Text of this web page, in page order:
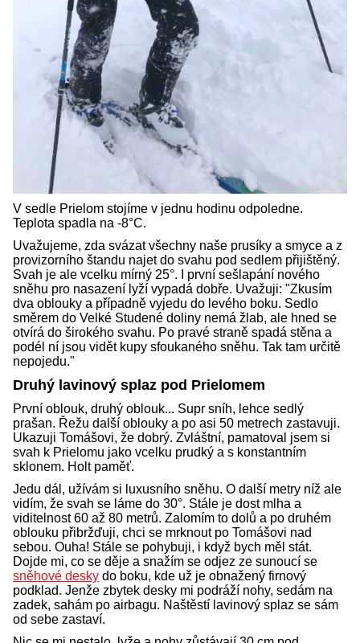
V sedle Prielom stojíme v jednu hodinu odpoledne.
Teplota spadla na -8°C.
Uvažujeme, zda svázat všechny naše prusíky a smyce a z
provizorního štandu najet do svahu pod sedlem přijištěný.
Svah je ale vcelku mírný 25°. I první sešlapání nového
sněhu pro nasazení lyží vypadá dobře. Uvažuji: "Zkusím
dva oblouky a případně vyjedu do levého boku. Sedlo
směrem do Velké Studené doliny nemá žlab, ale hned se
otvírá do širokého svahu. Po pravé straně spadá stěna a
podél ní jsou vidět kupy sfoukaného sněhu. Tak tam určitě
nepojedu."
Druhý lavinový splaz pod Prielomem
První oblouk, druhý oblouk... Supr sníh, lehce sedlý
prašan. Řežu další oblouky a po asi 50 metrech zastavuji.
Ukazuji Tomášovi, že dobrý. Zvláštní, pamatoval jsem si
svah k Prielomu jako vcelku prudký a s konstantním
sklonem. Holt paměť.
Jedu dál, užívám si luxusního sněhu. O další metry níž ale
vidím, že svah se láme do 30°. Stále je dost mlha a
viditelnost 60 až 80 metrů. Zalomím to dolů a po druhém
oblouku přibržďuji, chci se mrknout po Tomášovi nad
sebou. Ouha! Stále se pohybuji, i když bych měl stát.
Dojde mi, co se děje a snažím se odjez ze sunoucí se
sněhové desky do boku, kde už je obnažený firnový
podklad. Jenže zbytek desky mi podráží nohy, sedám na
zadek, sahám po airbagu. Naštěstí lavinový splaz se sám
od sebe zastaví.